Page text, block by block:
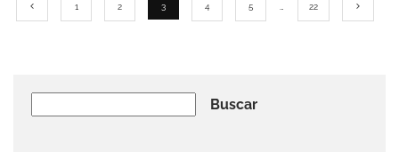
1 2 3 4 5 22
Buscar